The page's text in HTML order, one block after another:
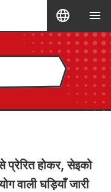
प्रेरित होकर, सेइको
वाली घड़ियाँ जारी